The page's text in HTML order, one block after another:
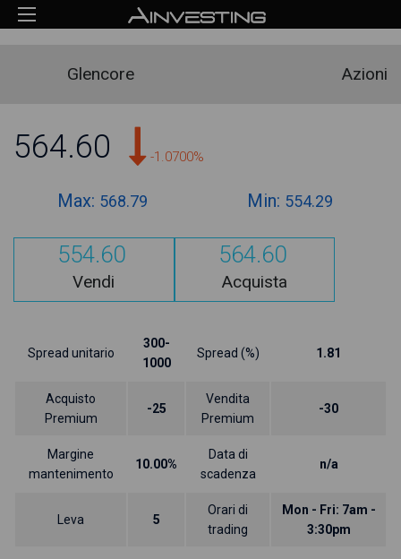
Glencore Azioni
564.60 -1.0700%
Max: 568.79 Min: 554.29
554.60
Vendi
564.60
Acquista
Spread unitario
300-
1000
Spread (%) 1.81
Acquisto
Premium
-25
Vendita
Premium
-30
Margine
mantenimento
10.00%
Data di
scadenza
n/a
Leva 5
Orari di
trading
Mon - Fri: 7am -
3:30pm